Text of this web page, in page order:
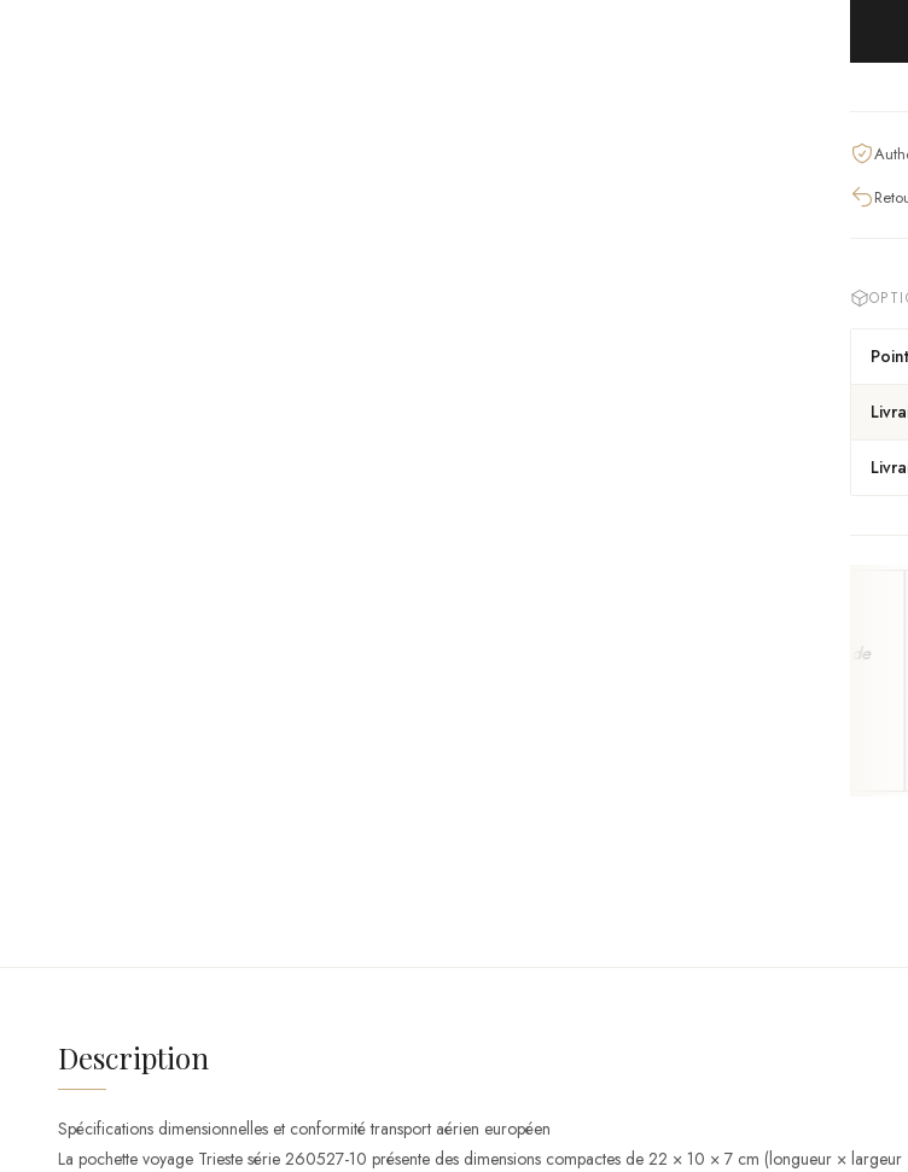
Description
Spécifications dimensionnelles et conformité transport aérien européen
La pochette voyage Trieste série 260527-10 présente des dimensions compactes de 22 × 10 × 7 cm (longueur × largeur